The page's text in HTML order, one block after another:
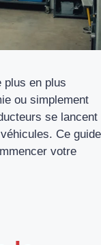
plus en plus
ou simplement
se lancent
Ce guide
votre